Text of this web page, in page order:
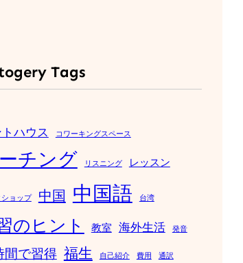
Tags
ハウス コワーキングスペース
チング リスニング レッスン
ショップ 中国 中国語 台湾
のヒント 教室 海外生活 発音
間で習得 福生 自己紹介 費用 通訳